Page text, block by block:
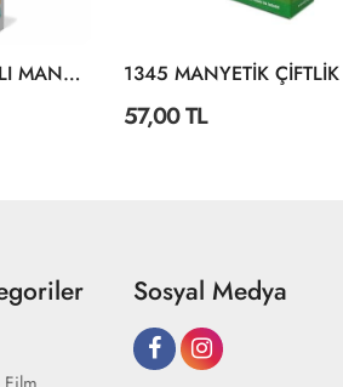
2195 AYAKLI ÇİFT TARAFLI MANYETİK AHŞAP YAZI TAHTASI 1345 MANYETİK ÇİFTLİK
57,00 TL
Sosyal Medya